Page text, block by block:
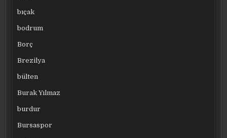
bıçak
bodrum
Borç
Brezilya
bülten
Burak Yılmaz
burdur
Bursaspor